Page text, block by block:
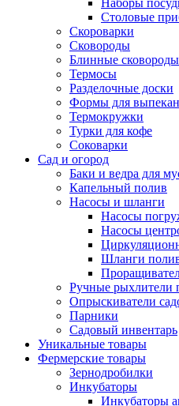
Столовые
Скороварки
Сковороды
Блинные сковороды
Термосы
Разделочные доски
Формы для
Термокружки
Турки для кофе
Соковарки
Сад и огород
Баки и ведра для
Капельный полив
Насосы и шланги
Насосы
Насосы
Шланги
Ручные рыхлители
Опрыскиватели
Парники
Садовый инвентарь
Уникальные товары
Фермерские товары
Зернодробилки
Инкубаторы
Инкубаторы